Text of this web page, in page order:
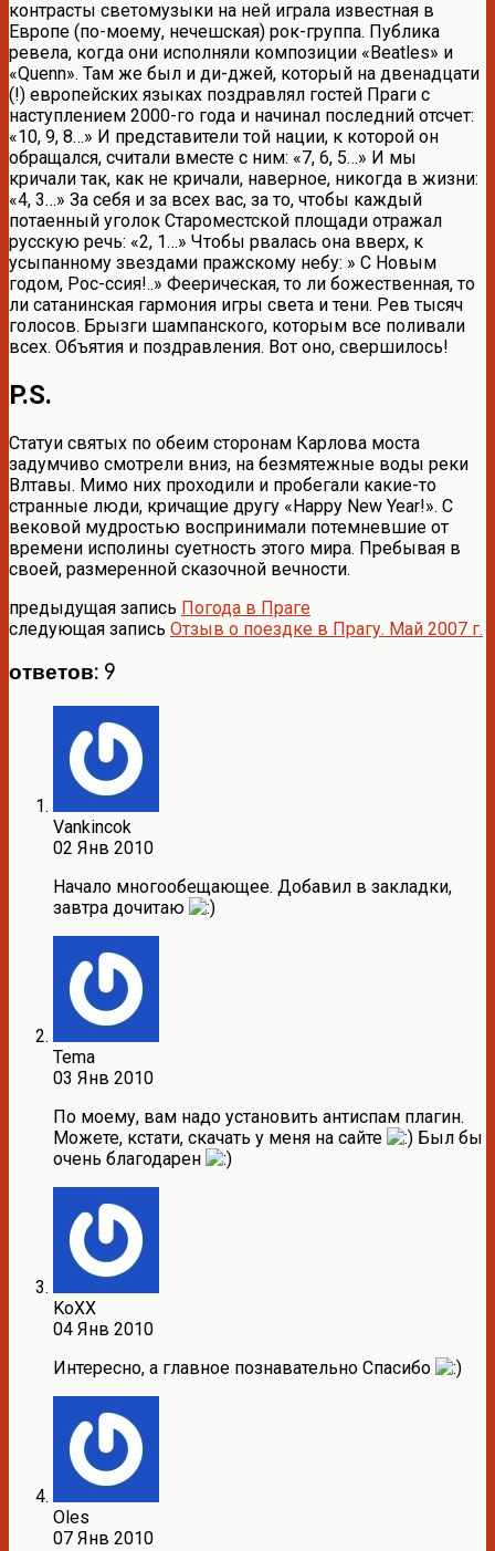
контрасты светомузыки на ней играла известная в
Европе (по-моему, нечешская) рок-группа. Публика
ревела, когда они исполняли композиции «Beatles» и
«Quenn». Там же был и ди-джей, который на двенадцати
(!) европейских языках поздравлял гостей Праги с
наступлением 2000-го года и начинал последний отсчет:
«10, 9, 8…» И представители той нации, к которой он
обращался, считали вместе с ним: «7, 6, 5…» И мы
кричали так, как не кричали, наверное, никогда в жизни:
«4, 3…» За себя и за всех вас, за то, чтобы каждый
потаенный уголок Староместской площади отражал
русскую речь: «2, 1…» Чтобы рвалась она вверх, к
усыпанному звездами пражскому небу: » С Новым
годом, Рос-ссия!..» Феерическая, то ли божественная, то
ли сатанинская гармония игры света и тени. Рев тысяч
голосов. Брызги шампанского, которым все поливали
всех. Объятия и поздравления. Вот оно, свершилось!
P.S.
Статуи святых по обеим сторонам Карлова моста
задумчиво смотрели вниз, на безмятежные воды реки
Влтавы. Мимо них проходили и пробегали какие-то
странные люди, кричащие другу «Happy New Year!». С
вековой мудростью воспринимали потемневшие от
времени исполины суетность этого мира. Пребывая в
своей, размеренной сказочной вечности.
предыдущая запись Погода в Праге
следующая запись Отзыв о поездке в Прагу. Май 2007 г.
ответов: 9
Vankincok
02 Янв 2010
Начало многообещающее. Добавил в закладки,
завтра дочитаю
Tema
03 Янв 2010
По моему, вам надо установить антиспам плагин.
Можете, кстати, скачать у меня на сайте
Был бы
очень благодарен
KoXX
04 Янв 2010
Интересно, а главное познавательно Спасибо
Oles
07 Янв 2010